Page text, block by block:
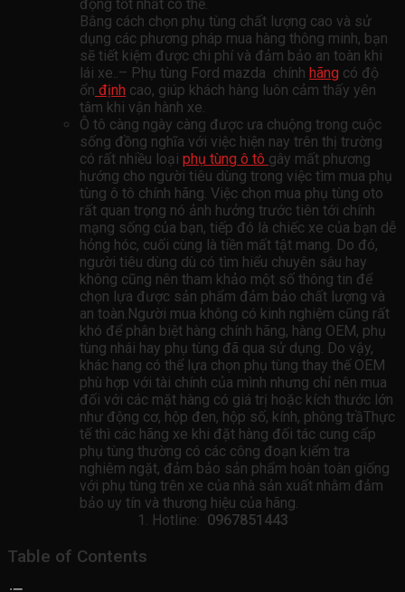
động tốt nhất có thể.
Bằng cách chọn phụ tùng chất lượng cao và sử
dụng các phương pháp mua hàng thông minh, bạn
sẽ tiết kiệm được chi phí và đảm bảo an toàn khi
lái xe..– Phụ tùng Ford mazda chính hãng có độ
ổn định cao, giúp khách hàng luôn cảm thấy yên
tâm khi vận hành xe.
Ô tô càng ngày càng được ưa chuộng trong cuộc
sống đồng nghĩa với việc hiện nay trên thị trường
có rất nhiều loại phụ tùng ô tô gây mất phương
hướng cho người tiêu dùng trong việc tìm mua phụ
tùng ô tô chính hãng. Việc chọn mua phụ tùng oto
rất quan trọng nó ảnh hưởng trước tiên tới chính
mạng sống của bạn, tiếp đó là chiếc xe của bạn dễ
hỏng hóc, cuối cùng là tiền mất tật mang. Do đó,
người tiêu dùng dù có tìm hiểu chuyên sâu hay
không cũng nên tham khảo một số thông tin để
chọn lựa được sản phẩm đảm bảo chất lượng và
an toàn.Người mua không có kinh nghiệm cũng rất
khó để phân biệt hàng chính hãng, hàng OEM, phụ
tùng nhái hay phụ tùng đã qua sử dụng. Do vậy,
khác hang có thể lựa chọn phụ tùng thay thế OEM
phù hợp với tài chính của mình nhưng chỉ nên mua
đối với các mặt hàng có giá trị hoặc kích thước lớn
như động cơ, hộp đen, hộp số, kính, phông trầThực
tế thì các hãng xe khi đặt hàng đối tác cung cấp
phụ tùng thường có các công đoạn kiểm tra
nghiêm ngặt, đảm bảo sản phẩm hoàn toàn giống
với phụ tùng trên xe của nhà sản xuất nhằm đảm
bảo uy tín và thương hiệu của hãng.
Hotline: 0967851443
Table of Contents